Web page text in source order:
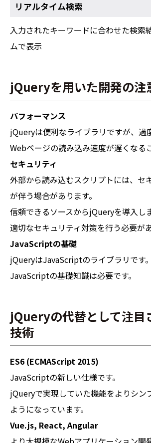
リアルタイム検索
入力されたキーワードに合わせた検索
ムで表示
jQueryを用いた開発の注
パフォーマンス
jQueryは便利なライブラリですが、過
Webページの読み込み速度が遅くなる
セキュリティ
外部から読み込むスクリプトには、セ
が伴う場合があります。
信頼できるソースからjQueryを導入し
適切なセキュリティ対策を行う必要があ
JavaScriptの基礎
jQueryはJavaScriptのライブラリです。
JavaScriptの基礎知識は必要です。
jQueryの代替として注目
技術
ES6 (ECMAScript 2015)
JavaScriptの新しい仕様です。
jQueryで実現していた機能をよりシン
ようになっています。
Vue.js, React, Angular